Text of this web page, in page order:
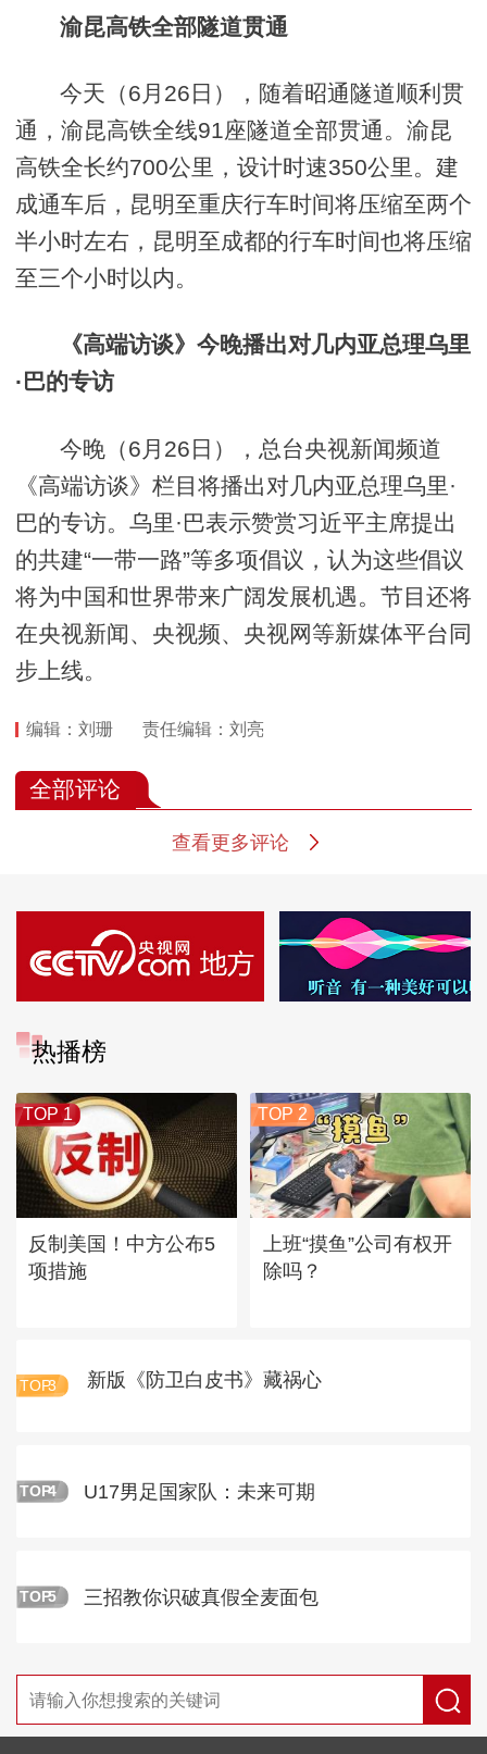
渝昆高铁全部隧道贯通
今天（6月26日），随着昭通隧道顺利贯
通，渝昆高铁全线91座隧道全部贯通。渝昆
高铁全长约700公里，设计时速350公里。建
成通车后，昆明至重庆行车时间将压缩至两个
半小时左右，昆明至成都的行车时间也将压缩
至三个小时以内。
《高端访谈》今晚播出对几内亚总理乌里
·巴的专访
今晚（6月26日），总台央视新闻频道
《高端访谈》栏目将播出对几内亚总理乌里·
巴的专访。乌里·巴表示赞赏习近平主席提出
的共建“一带一路”等多项倡议，认为这些倡议
将为中国和世界带来广阔发展机遇。节目还将
在央视新闻、央视频、央视网等新媒体平台同
步上线。
编辑：刘珊 责任编辑：刘亮
全部评论
查看更多评论
热播榜
TOP 1
反制美国！中方公布5
项措施
TOP 2
上班“摸鱼”公司有权开
除吗？
TOP3 新版《防卫白皮书》藏祸心
TOP4 U17男足国家队：未来可期
TOP5 三招教你识破真假全麦面包